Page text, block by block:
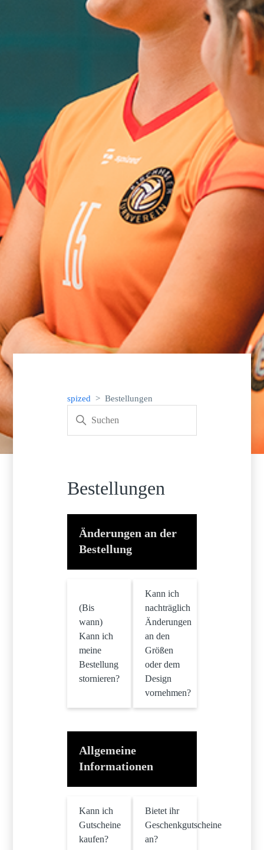
spized Bestellungen
Bestellungen
Änderungen an der
Bestellung
(Bis
wann)
Kann ich
meine
Bestellung
stornieren?
Kann ich
nachträglich
Änderungen
an den
Größen
oder dem
Design
vornehmen?
Allgemeine
Informationen
Kann ich
Gutscheine
kaufen?
Bietet ihr
Geschenkgutscheine
an?